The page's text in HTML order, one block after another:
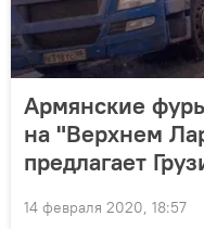
Армянские
на "Верхнем
предлагает
14 февраля 2020, 18:57